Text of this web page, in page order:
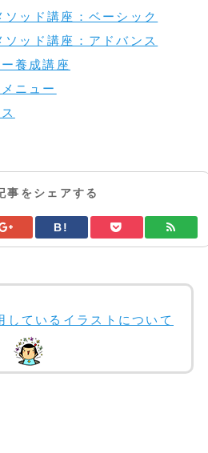
ッド講座：ベーシック
ッド講座：アドバンス
養成講座
ニュー
事をシェアする
B!
しているイラストについて